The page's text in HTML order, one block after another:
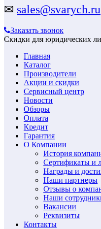
✉ sales@svarych.ru
Заказать звонок
Скидки для юридических
Главная
Каталог
Производители
Акции и скидки
Сервисный центр
Новости
Обзоры
Оплата
Кредит
Гарантия
О Компании
История
Сертификаты и
Награды и
Наши партнеры
Отзывы о
Наши
Вакансии
Реквизиты
Контакты